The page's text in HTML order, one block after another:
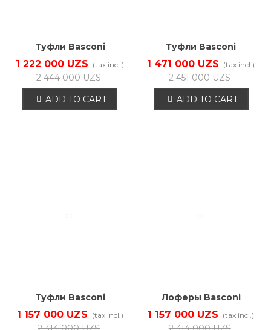
Туфли Basconi
600271B2-YP
1 222 000 UZS (tax incl.)
2 444 000 UZS
ADD TO CART
Туфли Basconi
600270B2-YP
1 471 000 UZS (tax incl.)
2 451 000 UZS
ADD TO CART
Туфли Basconi
600092B-YP
1 157 000 UZS (tax incl.)
Лоферы Basconi
50833B-YP
1 157 000 UZS (tax incl.)